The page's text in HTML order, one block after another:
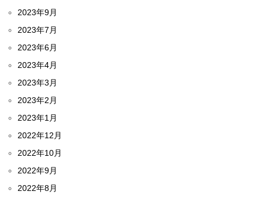
2023年9月
2023年7月
2023年6月
2023年4月
2023年3月
2023年2月
2023年1月
2022年12月
2022年10月
2022年9月
2022年8月